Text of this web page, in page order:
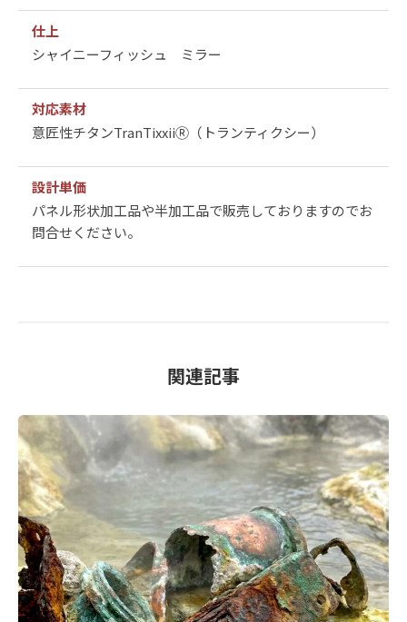
仕上
シャイニーフィッシュ ミラー
対応素材
意匠性チタンTranTixxiiⓇ（トランティクシー）
設計単価
パネル形状加工品や半加工品で販売しておりますのでお
問合せください。
関連記事